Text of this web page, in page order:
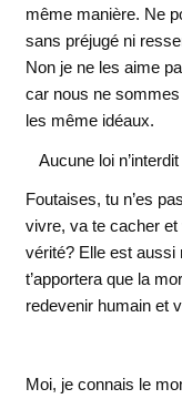
même manière. Ne
sans préjugé ni
Non je ne les aime
car nous ne
les même idéaux.
Aucune loi
Foutaises, tu n’es
vivre, va te cacher et
vérité? Elle est aussi
t’apportera que la
redevenir humain et
Moi, je connais le